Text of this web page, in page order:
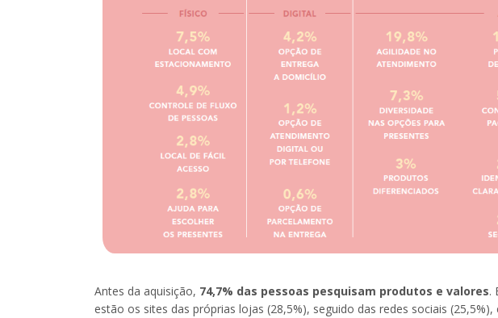
Antes da aquisição, 74,7% das pessoas pesquisam produtos e valores.
estão os sites das próprias lojas (28,5%), seguido das redes sociais